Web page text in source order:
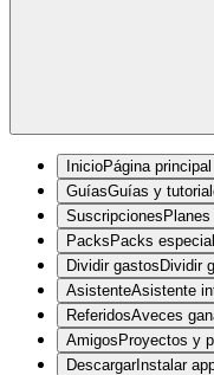
InicioPágina principal
GuíasGuías y
Suscripciones
Packs Packs
Dividir gastos Dividir
AsistenteAsistente
ReferidosAveces
Amigos Proyectos y
DescargarInstalar